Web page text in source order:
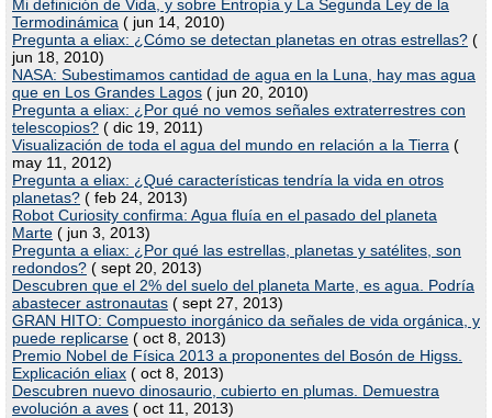
Mi definición de Vida, y sobre Entropía y La Segunda Ley de la
Termodinámica ( jun 14, 2010)
Pregunta a eliax: ¿Cómo se detectan planetas en otras estrellas? (
jun 18, 2010)
NASA: Subestimamos cantidad de agua en la Luna, hay mas agua
que en Los Grandes Lagos ( jun 20, 2010)
Pregunta a eliax: ¿Por qué no vemos señales extraterrestres con
telescopios? ( dic 19, 2011)
Visualización de toda el agua del mundo en relación a la Tierra (
may 11, 2012)
Pregunta a eliax: ¿Qué características tendría la vida en otros
planetas? ( feb 24, 2013)
Robot Curiosity confirma: Agua fluía en el pasado del planeta
Marte ( jun 3, 2013)
Pregunta a eliax: ¿Por qué las estrellas, planetas y satélites, son
redondos? ( sept 20, 2013)
Descubren que el 2% del suelo del planeta Marte, es agua. Podría
abastecer astronautas ( sept 27, 2013)
GRAN HITO: Compuesto inorgánico da señales de vida orgánica, y
puede replicarse ( oct 8, 2013)
Premio Nobel de Física 2013 a proponentes del Bosón de Higss.
Explicación eliax ( oct 8, 2013)
Descubren nuevo dinosaurio, cubierto en plumas. Demuestra
evolución a aves ( oct 11, 2013)